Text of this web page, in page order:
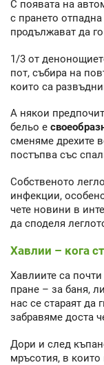
С появата на
с прането
продължават да
1/3 от
пот, събира на
които са
А някои
бельо е
сменяме дрехите
постъпва със
Собственото
инфекции,
чете новини в
да споделя
Хавлии – кога
Хавлиите са
пране – за баня,
нас се стараят да
забравяме доста
Дори и след
мръсотия, в